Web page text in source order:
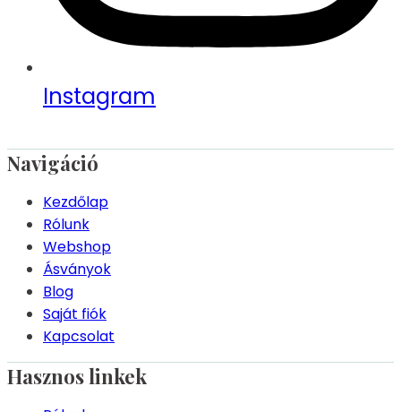
Instagram
Navigáció
Kezdőlap
Rólunk
Webshop
Ásványok
Blog
Saját fiók
Kapcsolat
Hasznos linkek